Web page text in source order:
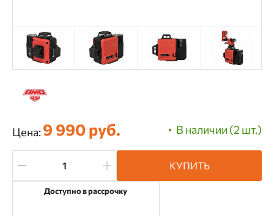
В наличии (2 шт.)
Цена:9 990 руб.
КУПИТЬ
Доступно в рассрочку